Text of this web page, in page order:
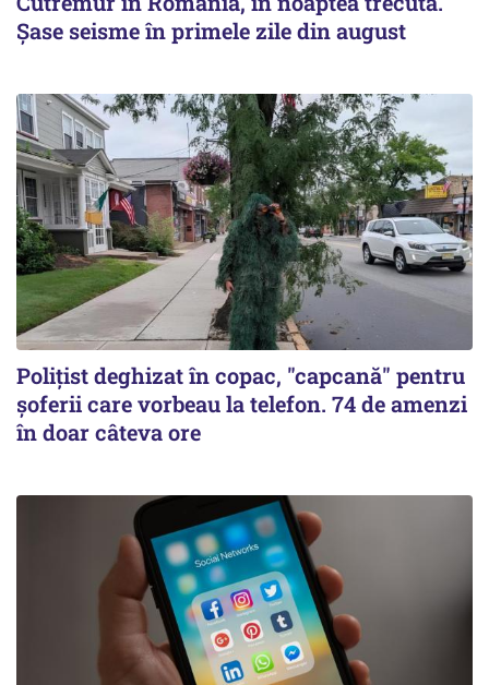
Șase seisme în primele zile din august
Polițist deghizat în copac, "capcană" pentru
șoferii care vorbeau la telefon. 74 de amenzi
în doar câteva ore